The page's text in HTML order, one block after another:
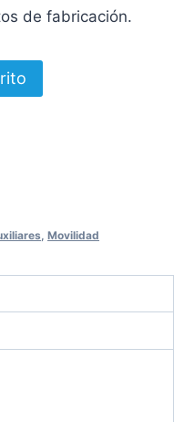
de fabricación.
, Movilidad